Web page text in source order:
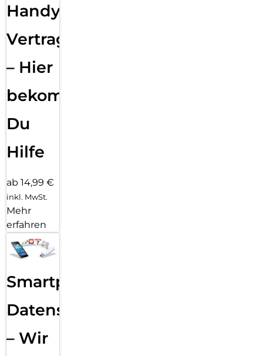
Handy
Vertragsabwicklung
– Hier
bekommst
Du
Hilfe
ab 14,99 €
inkl. MwSt.
Mehr
erfahren
Smartphone
Datensicherung
– Wir